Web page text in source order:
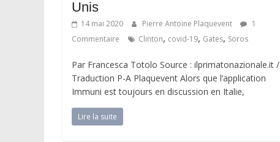
Unis
14 mai 2020 Pierre Antoine Plaquevent
1
Commentaire
Clinton, covid-19, Gates, Soros
Par Francesca Totolo Source : ilprimatonazionale.it /
Traduction P-A Plaquevent Alors que l’application
Immuni est toujours en discussion en Italie,
Lire la suite